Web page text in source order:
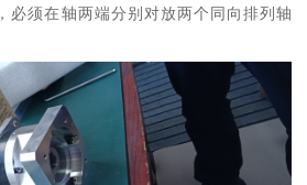
必须在轴两端分别对放两个同向排列轴